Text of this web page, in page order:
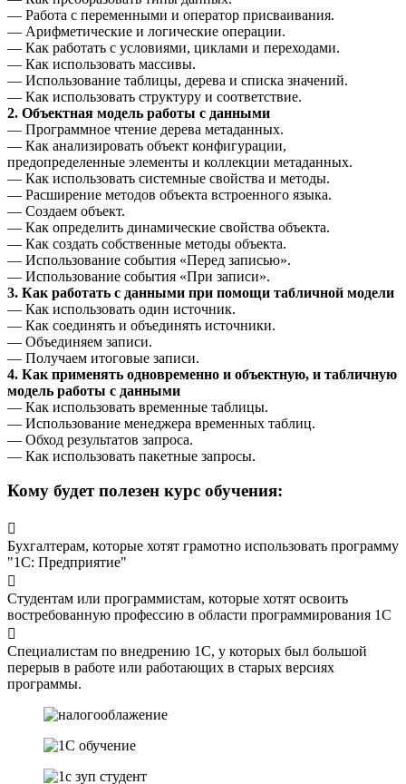
— Работа с переменными и оператор присваивания.
— Арифметические и логические операции.
— Как работать с условиями, циклами и переходами.
— Как использовать массивы.
— Использование таблицы, дерева и списка значений.
— Как использовать структуру и соответствие.
2. Объектная модель работы с данными
— Программное чтение дерева метаданных.
— Как анализировать объект конфигурации,
предопределенные элементы и коллекции метаданных.
— Как использовать системные свойства и методы.
— Расширение методов объекта встроенного языка.
— Создаем объект.
— Как определить динамические свойства объекта.
— Как создать собственные методы объекта.
— Использование события «Перед записью».
— Использование события «При записи».
3. Как работать с данными при помощи табличной модели
— Как использовать один источник.
— Как соединять и объединять источники.
— Объединяем записи.
— Получаем итоговые записи.
4. Как применять одновременно и объектную, и табличную
модель работы с данными
— Как использовать временные таблицы.
— Использование менеджера временных таблиц.
— Обход результатов запроса.
— Как использовать пакетные запросы.
Кому будет полезен курс обучения:
Бухгалтерам, которые хотят грамотно использовать программу
"1С: Предприятие"
Студентам или программистам, которые хотят освоить
востребованную профессию в области программирования 1С
Специалистам по внедрению 1С, у которых был большой
перерыв в работе или работающих в старых версиях
программы.